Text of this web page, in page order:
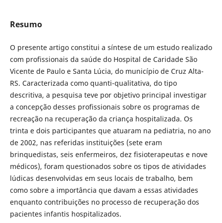
Resumo
O presente artigo constitui a síntese de um estudo realizado
com profissionais da saúde do Hospital de Caridade São
Vicente de Paulo e Santa Lúcia, do município de Cruz Alta-
RS. Caracterizada como quanti-qualitativa, do tipo
descritiva, a pesquisa teve por objetivo principal investigar
a concepção desses profissionais sobre os programas de
recreação na recuperação da criança hospitalizada. Os
trinta e dois participantes que atuaram na pediatria, no ano
de 2002, nas referidas instituições (sete eram
brinquedistas, seis enfermeiros, dez fisioterapeutas e nove
médicos), foram questionados sobre os tipos de atividades
lúdicas desenvolvidas em seus locais de trabalho, bem
como sobre a importância que davam a essas atividades
enquanto contribuições no processo de recuperação dos
pacientes infantis hospitalizados.